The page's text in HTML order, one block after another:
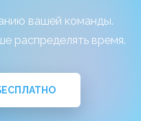
вашей команды.
распределять время.